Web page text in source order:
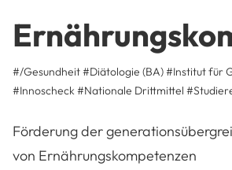
#/Gesundheit#Diätologie (BA)#Institut für
#Innoscheck#Nationale Drittmittel #
Förderung der
von Ernährungskompetenzen